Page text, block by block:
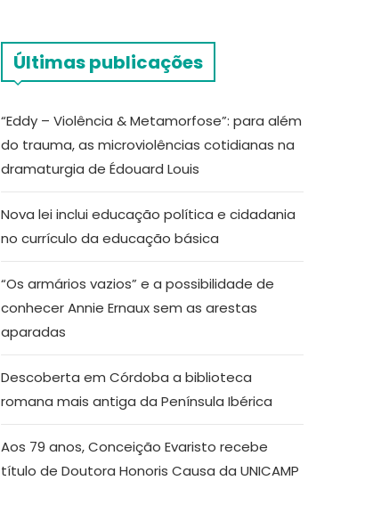
Últimas publicações
“Eddy – Violência & Metamorfose”: para além
do trauma, as microviolências cotidianas na
dramaturgia de Édouard Louis
Nova lei inclui educação política e cidadania
no currículo da educação básica
“Os armários vazios” e a possibilidade de
conhecer Annie Ernaux sem as arestas
aparadas
Descoberta em Córdoba a biblioteca
romana mais antiga da Península Ibérica
Aos 79 anos, Conceição Evaristo recebe
título de Doutora Honoris Causa da UNICAMP